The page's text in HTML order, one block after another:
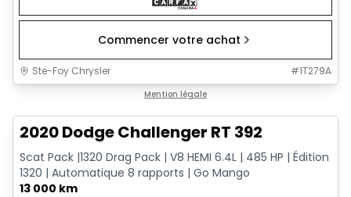
Commencer votre achat
Ste-Foy Chrysler #1T279A
Mention légale
2020 Dodge Challenger RT 392
Scat Pack |1320 Drag Pack | V8 HEMI 6.4L | 485 HP | Édition
1320 | Automatique 8 rapports | Go Mango
13 000 km